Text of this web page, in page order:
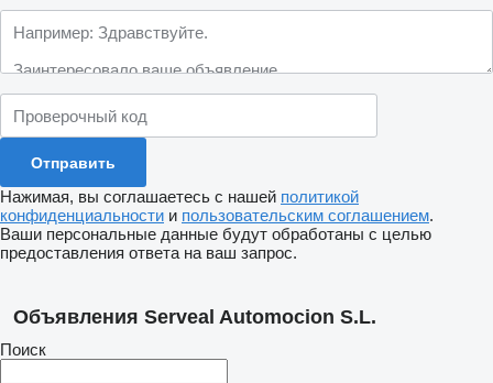
Нажимая, вы соглашаетесь с нашей политикой
конфиденциальности и пользовательским соглашением.
Ваши персональные данные будут обработаны с целью
предоставления ответа на ваш запрос.
Объявления Serveal Automocion S.L.
Поиск